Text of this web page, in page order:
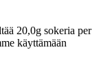
20,0g sokeria per
käyttämään